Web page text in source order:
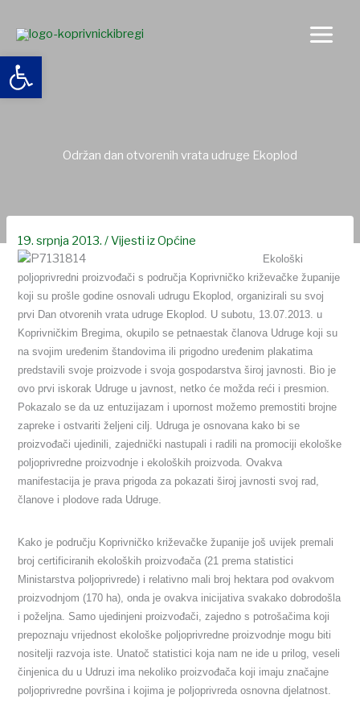
Open toolbar
content
Održan dan otvorenih vrata udruge Ekoplod
19. srpnja 2013./Vijesti iz Općine
Ekološki
poljoprivredni proizvođači s područja Koprivničko križevačke županije
koji su prošle godine osnovali udrugu Ekoplod, organizirali su svoj
prvi Dan otvorenih vrata udruge Ekoplod. U subotu, 13.07.2013. u
Koprivničkim Bregima, okupilo se petnaestak članova Udruge koji su
na svojim uređenim štandovima ili prigodno uređenim plakatima
predstavili svoje proizvode i svoja gospodarstva široj javnosti. Bio je
ovo prvi iskorak Udruge u javnost, netko će možda reći i presmion.
Pokazalo se da uz entuzijazam i upornost možemo premostiti brojne
zapreke i ostvariti željeni cilj. Udruga je osnovana kako bi se
proizvođači ujedinili, zajednički nastupali i radili na promociji ekološke
poljoprivredne proizvodnje i ekoloških proizvoda. Ovakva
manifestacija je prava prigoda za pokazati široj javnosti svoj rad,
članove i plodove rada Udruge.
Kako je području Koprivničko križevačke županije još uvijek premali
broj certificiranih ekoloških proizvođača (21 prema statistici
Ministarstva poljoprivrede) i relativno mali broj hektara pod ovakvom
proizvodnjom (170 ha), onda je ovakva inicijativa svakako dobrodošla
i poželjna. Samo ujedinjeni proizvođači, zajedno s potrošačima koji
prepoznaju vrijednost ekološke poljoprivredne proizvodnje mogu biti
nositelji razvoja iste. Unatoč statistici koja nam ne ide u prilog, veseli
činjenica du u Udruzi ima nekoliko proizvođača koji imaju značajne
poljoprivredne površina i kojima je poljoprivreda osnovna djelatnost.